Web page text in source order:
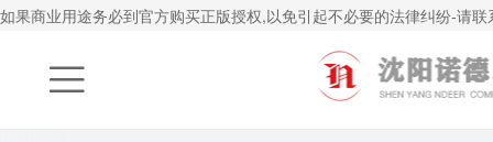
如果商业用途务必到官方购买正版授权,以免引起不必要的法律纠纷-请
